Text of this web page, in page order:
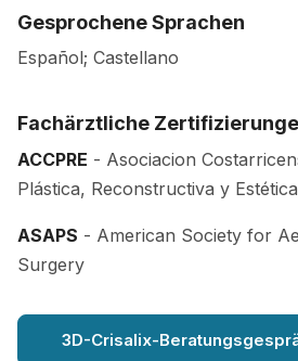
Gesprochene Sprachen
Español; Castellano
Fachärztliche
ACCPRE - Asociacion
Plástica, Reconstructiva y Estética
ASAPS - American Society for
Surgery
3D-Crisalix-